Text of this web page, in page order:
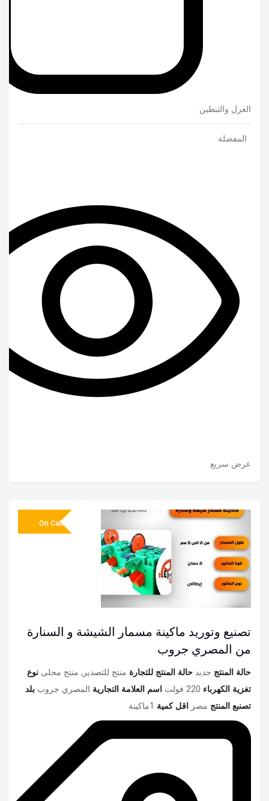
العزل والتبطين
المفضلة
عرض سريع
تصنيع وتوريد ماكينة مسمار الشيشة و السنارة
من المصري جروب
حالة المنتج جديد حالة المنتج للتجارة منتج للتصدير, منتج محلى نوع
تغزية الكهرباء 220 فولت اسم العلامة التجارية المصري جروب بلد
تصنبع المنتج مصر اقل كمية 1ماكينة
On Call